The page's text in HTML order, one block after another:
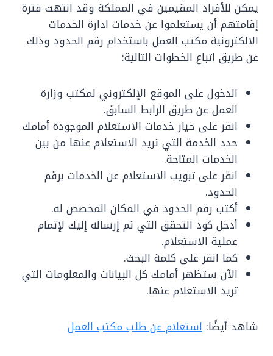
يمكن للأفراد المقيمين في المملكة وقد انتهت فترة
إقامتهم أن يستعلموا عن خدمات ادارة الخدمات
الالكترونية مكتب العمل باستخدام رقم الحدود وذلك
عن طريق اتباع الخطوات التالية:
الدخول على الموقع الإلكتروني لمكتب وزارة
العمل عن طريق الرابط السابق.
انقر على خيار خدمات الاستعلام الموجودة أمامك
حدد الخدمة التي تريد الاستعلام عنها من بين
الخدمات المتاحة.
انقر على تبويب الاستعلام عن الخدمات برقم
الحدود.
أكتب رقم الحدود في المكان المخصص له.
أدخل كود التحقق التي تم إرساله إليك لإتمام
عملية الاستعلام.
كما انقر على كلمة البحث.
الآن ستظهر أمامك كل البيانات والمعلومات التي
تريد الاستعلام عنها.
شاهد أيضًا: استعلام عن طلب مكتب العمل